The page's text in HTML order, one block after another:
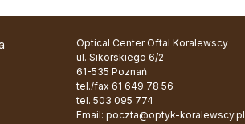
Optical Center Oftal Koralewscy
ul. Sikorskiego 6/2
61-535 Poznań
tel./fax 61 649 78 56
tel. 503 095 774
Email: poczta@optyk-koralewscy.pl